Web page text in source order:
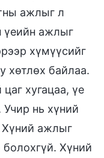
ажлыг л
үеийн ажлыг
хүмүүсийг
хөтлөх байлаа.
хугацаа, үе
нь хүний
Хүний ажлыг
Хүний